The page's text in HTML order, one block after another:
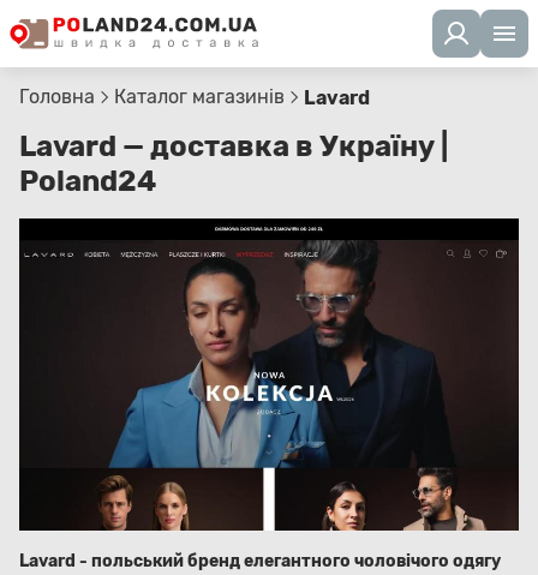
Головна Каталог магазинів Lavard
Lavard — доставка в Україну |
Poland24
Lavard - польський бренд елегантного чоловічого одягу